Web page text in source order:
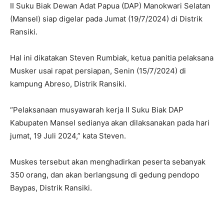
II Suku Biak Dewan Adat Papua (DAP) Manokwari Selatan
(Mansel) siap digelar pada Jumat (19/7/2024) di Distrik
Ransiki.
Hal ini dikatakan Steven Rumbiak, ketua panitia pelaksana
Musker usai rapat persiapan, Senin (15/7/2024) di
kampung Abreso, Distrik Ransiki.
“Pelaksanaan musyawarah kerja II Suku Biak DAP
Kabupaten Mansel sedianya akan dilaksanakan pada hari
jumat, 19 Juli 2024,” kata Steven.
Muskes tersebut akan menghadirkan peserta sebanyak
350 orang, dan akan berlangsung di gedung pendopo
Baypas, Distrik Ransiki.